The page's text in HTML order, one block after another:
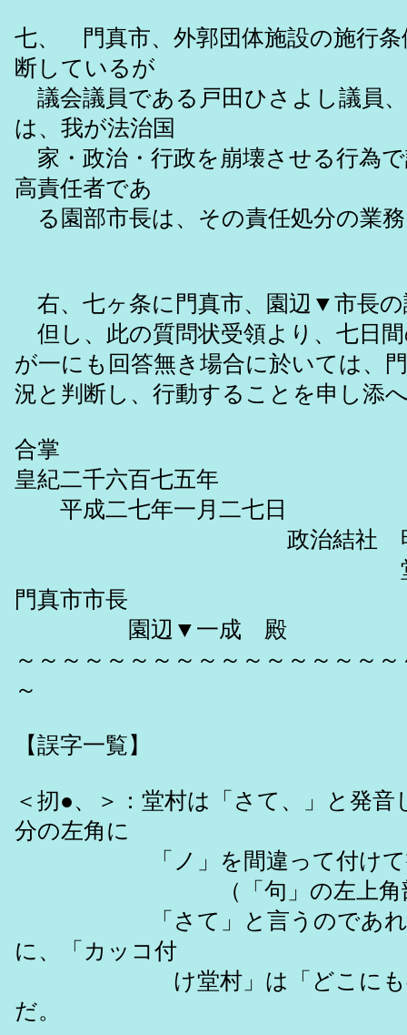
七、 門真市、外郭団体施設の施行
断しているが
議会議員である戸田ひさよし議員
は、我が法治国
家・政治・行政を崩壊させる行為
高責任者であ
る園部市長は、その責任処分
右、七ヶ条に門真市、園辺▼市長
但し、此の質問状受領より、七日
が一にも回答無き場合に於いては、
況と判断し、行動することを
合掌
皇紀二千六百七五年
平成二七年一月二七日
政治結社 明皇会
堂村慎太郎
門真市市長
園辺▼一成 殿
～～～～～～～～～～～～～～～～
～
【誤字一覧】
＜扨●、＞：堂村は「さて、」と発
分の左角に
「ノ」を間違って付けて書
（「句」の左上角部分の
「さて」と言うのであれば「
に、「カッコ付
け堂村」は「どこにも存在
だ。